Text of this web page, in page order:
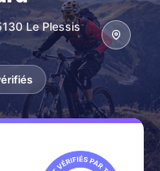
Le Plessis